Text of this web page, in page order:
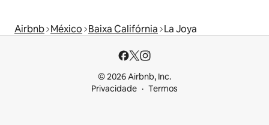
Airbnb México Baixa Califórnia La Joya
© 2026 Airbnb, Inc.
Privacidade
Termos